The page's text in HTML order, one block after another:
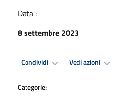
Data :
8 settembre 2023
Condividi Vedi azioni
Categorie: